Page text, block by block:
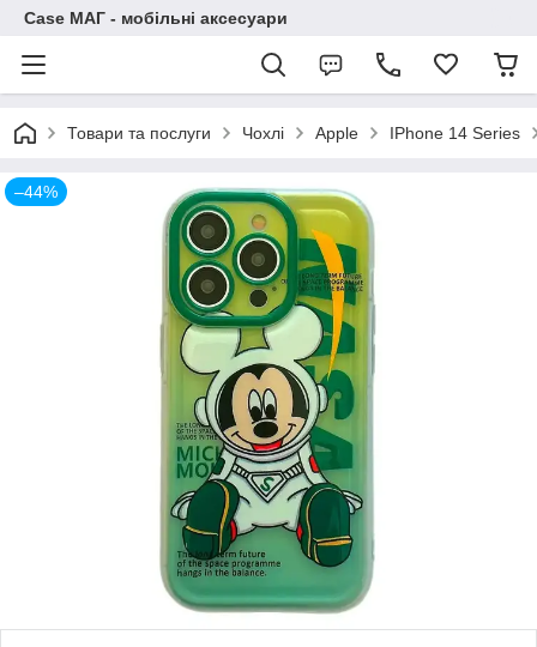
Case МАГ - мобільні аксесуари
Товари та послуги Чохлі Apple IPhone 14 Series
–44%